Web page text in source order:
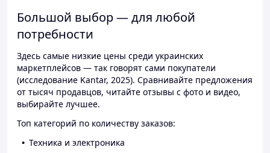
Большой выбор — для любой
потребности
Здесь самые низкие цены среди украинских
маркетплейсов — так говорят сами покупатели
(исследование Kantar, 2025). Сравнивайте предложения
от тысяч продавцов, читайте отзывы с фото и видео,
выбирайте лучшее.
Топ категорий по количеству заказов:
Техника и электроника